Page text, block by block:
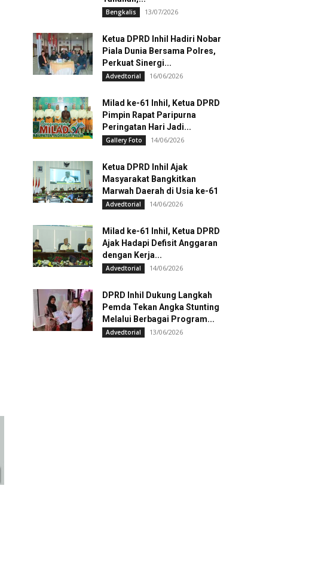
Bengkalis 13/07/2026
Ketua DPRD Inhil Hadiri Nobar
Piala Dunia Bersama Polres,
Perkuat Sinergi...
Advedtorial 16/06/2026
Milad ke-61 Inhil, Ketua DPRD
Pimpin Rapat Paripurna
Peringatan Hari Jadi...
Gallery Foto 14/06/2026
Ketua DPRD Inhil Ajak
Masyarakat Bangkitkan
Marwah Daerah di Usia ke-61
Advedtorial 14/06/2026
Milad ke-61 Inhil, Ketua DPRD
Ajak Hadapi Defisit Anggaran
dengan Kerja...
Advedtorial 14/06/2026
DPRD Inhil Dukung Langkah
Pemda Tekan Angka Stunting
Melalui Berbagai Program...
Advedtorial 13/06/2026